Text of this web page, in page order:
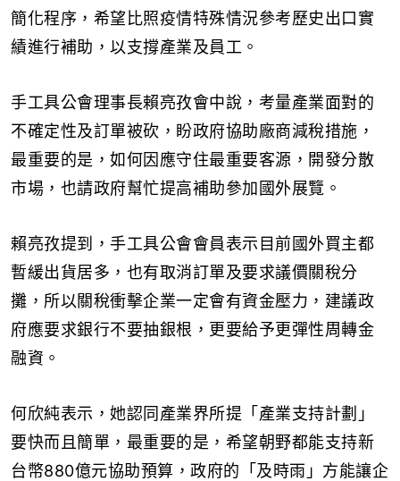
簡化程序，希望比照疫情特殊情況參考歷史出口實
績進行補助，以支撐產業及員工。
手工具公會理事長賴亮孜會中說，考量產業面對的
不確定性及訂單被砍，盼政府協助廠商減稅措施，
最重要的是，如何因應守住最重要客源，開發分散
市場，也請政府幫忙提高補助參加國外展覽。
賴亮孜提到，手工具公會會員表示目前國外買主都
暫緩出貨居多，也有取消訂單及要求議價關稅分
攤，所以關稅衝擊企業一定會有資金壓力，建議政
府應要求銀行不要抽銀根，更要給予更彈性周轉金
融資。
何欣純表示，她認同產業界所提「產業支持計劃」
要快而且簡單，最重要的是，希望朝野都能支持新
台幣880億元協助預算，政府的「及時雨」方能讓企